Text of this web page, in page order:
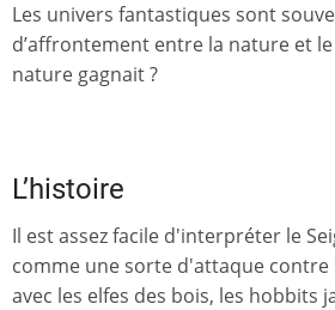
Les univers fantastiques sont
d’affrontement entre la nature et
nature gagnait ?
L’histoire
Il est assez facile d'interpréter le
comme une sorte d'attaque
avec les elfes des bois, les hobbits